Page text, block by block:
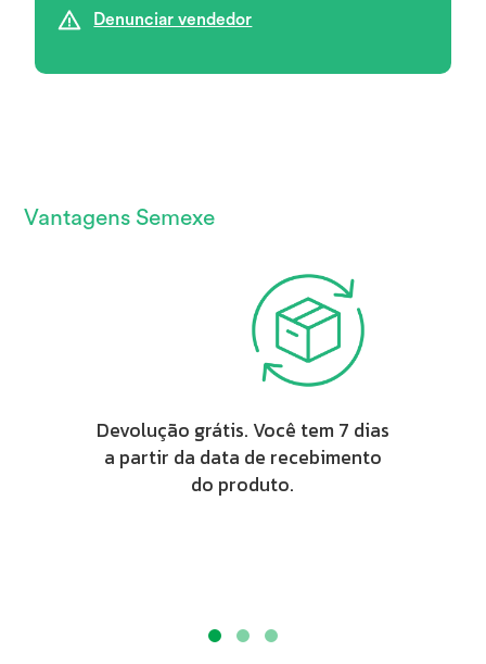
Denunciar vendedor
Vantagens Semexe
Devolução grátis. Você tem 7 dias
a partir da data de recebimento
do produto.